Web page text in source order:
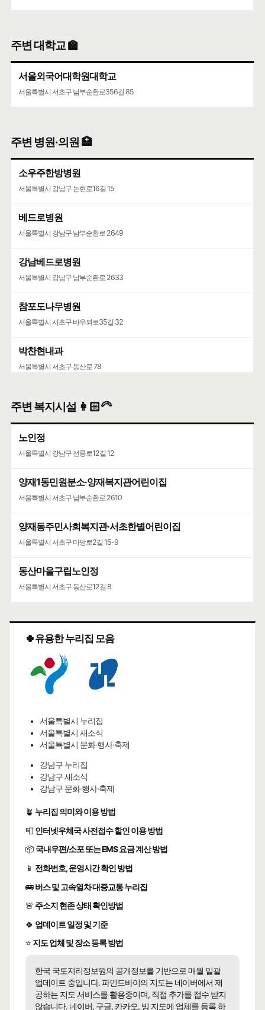
주변 대학교 🏫
서울외국어대학원대학교
서울특별시 서초구 남부순환로356길 85
주변 병원·의원 🏥
소우주한방병원
서울특별시 강남구 논현로16길 15
베드로병원
서울특별시 강남구 남부순환로 2649
강남베드로병원
서울특별시 강남구 남부순환로 2633
참포도나무병원
서울특별시 서초구 바우뫼로35길 32
박찬현내과
서울특별시 서초구 동산로 78
주변 복지시설 👩🏻‍🦳
노인정
서울특별시 강남구 선릉로12길 12
양재1동민원분소·양재복지관어린이집
서울특별시 서초구 남부순환로 2610
양재동주민사회복지관·서초한별어린이집
서울특별시 서초구 마방로2길 15-9
동산마을구립노인정
서울특별시 서초구 동산로12길 8
🍀유용한 누리집 모음
서울특별시 누리집
서울특별시 새소식
서울특별시 문화·행사·축제
강남구 누리집
강남구 새소식
강남구 문화·행사·축제
🪴 누리집 의미와 이용 방법
📮 인터넷우체국 사전접수 할인 이용 방법
📦 국내우편/소포 또는 EMS 요금 계산 방법
📱 전화번호, 운영시간 확인 방법
🚌버스 및 고속열차 대중교통 누리집
🚨 주소지 현존 상태 확인방법
🍀 업데이트 일정 및 기준
⭐ 지도 업체 및 장소 등록 방법
한국 국토지리정보원의 공개정보를 기반으로 매월 일괄
업데이트 중입니다. 파인드바이의 지도는 네이버에서 제
공하는 지도 서비스를 활용중이며, 직접 추가를 접수 받지
않습니다. 네이버, 구글, 카카오, 빙 지도에 업체를 등록 하